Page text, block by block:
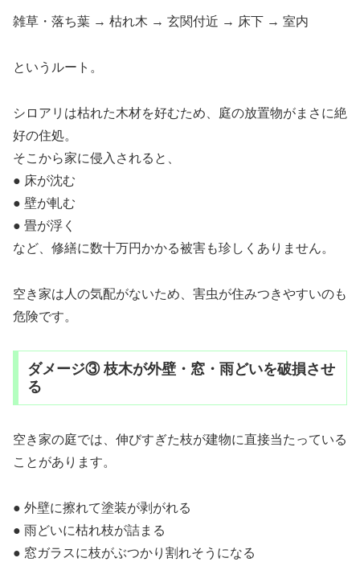
雑草・落ち葉 → 枯れ木 → 玄関付近 → 床下 → 室内
というルート。
シロアリは枯れた木材を好むため、庭の放置物がまさに絶
好の住処。
そこから家に侵入されると、
● 床が沈む
● 壁が軋む
● 畳が浮く
など、修繕に数十万円かかる被害も珍しくありません。
空き家は人の気配がないため、害虫が住みつきやすいのも
危険です。
ダメージ③ 枝木が外壁・窓・雨どいを破損させ
る
空き家の庭では、伸びすぎた枝が建物に直接当たっている
ことがあります。
● 外壁に擦れて塗装が剥がれる
● 雨どいに枯れ枝が詰まる
● 窓ガラスに枝がぶつかり割れそうになる